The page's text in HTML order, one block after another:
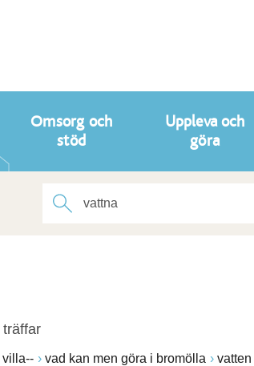
Omsorg och
stöd
Uppleva och
göra
träffar
villa-- vad kan men göra i bromölla vatten